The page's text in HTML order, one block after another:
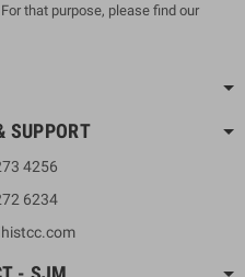
that purpose, please find our
SUPPORT
4256
6234